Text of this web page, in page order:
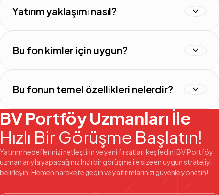
Yatırım yaklaşımı nasıl?
Bu fon kimler için uygun?
Bu fonun temel özellikleri nelerdir?
BV Portföy Uzmanları İle
Hızlı Bir Görüşme Başlatın!
Yatırım hedeflerinizi netleştirin ve yeni fırsatları keşfedin! BV Portföy
uzmanlarıyla yapacağınız hızlı bir görüşme ile size en uygun stratejiyi
belirleyin. Hemen harekete geçin ve yatırımlarınızı güvenle yönetin!